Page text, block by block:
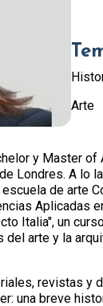
Arte
y Master
Londres. A lo
de arte
Italia", un
arte y la
revistas y
una breve